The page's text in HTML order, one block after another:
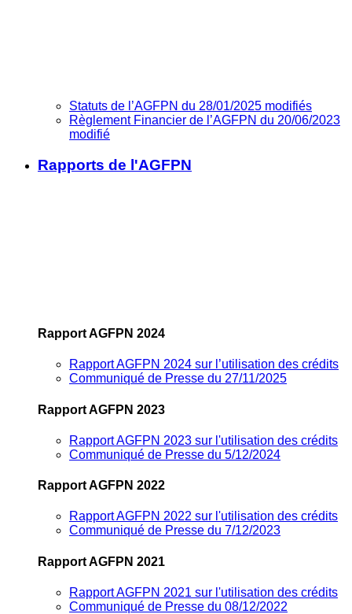
Statuts de l’AGFPN du 28/01/2025 modifiés
Règlement Financier de l’AGFPN du 20/06/2023
modifié
Rapports de l'AGFPN
Rapport AGFPN 2024
Rapport AGFPN 2024 sur l’utilisation des crédits
Communiqué de Presse du 27/11/2025
Rapport AGFPN 2023
Rapport AGFPN 2023 sur l'utilisation des crédits
Communiqué de Presse du 5/12/2024
Rapport AGFPN 2022
Rapport AGFPN 2022 sur l'utilisation des crédits
Communiqué de Presse du 7/12/2023
Rapport AGFPN 2021
Rapport AGFPN 2021 sur l'utilisation des crédits
Communiqué de Presse du 08/12/2022